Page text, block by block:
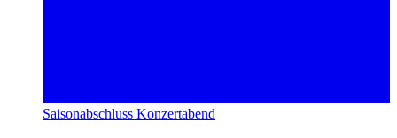
Saisonabschluss Konzertabend